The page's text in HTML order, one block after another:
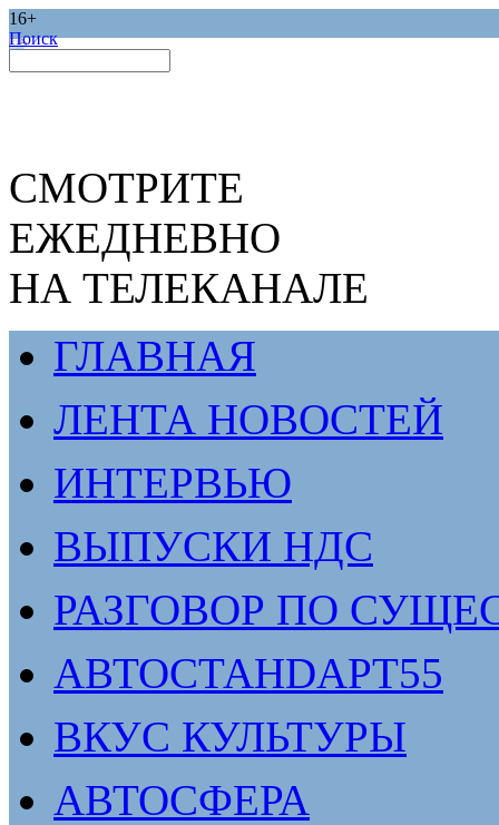
16+
Поиск
СМОТРИТЕ
ЕЖЕДНЕВНО
НА ТЕЛЕКАНАЛЕ
ГЛАВНАЯ
ЛЕНТА НОВОСТЕЙ
ИНТЕРВЬЮ
ВЫПУСКИ НДС
РАЗГОВОР ПО
АВТОСТАНDАРТ55
ВКУС КУЛЬТУРЫ
АВТОСФЕРА